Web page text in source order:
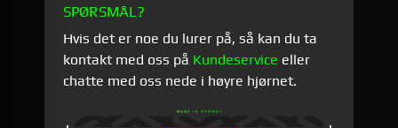
SPØRSMÅL?
Hvis det er noe du lurer på, så kan du ta
kontakt med oss på Kundeservice eller
chatte med oss nede i høyre hjørnet.